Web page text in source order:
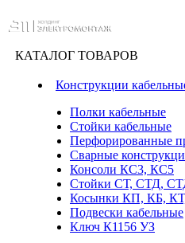
КАТАЛОГ ТОВАРОВ
Конструкции
Полки кабельные
Стойки кабельные
Перфорированные
Сварные
Консоли КС3, КС5
Стойки СТ, СТД,
Косынки КП, КБ,
Подвески кабельные
Ключ К1156 УЗ